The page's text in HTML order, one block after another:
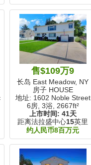
Lane
售$109万9
长岛 East Meadow, NY
房子 HOUSE
地址: 1602 Noble Street
6房, 3浴, 2667ft²
上市时间: 41天
距离法拉盛中心15英里
约人民币8百万元